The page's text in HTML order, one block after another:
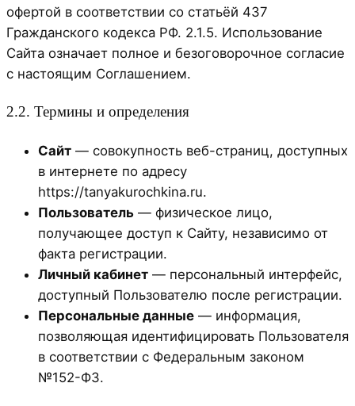
офертой в соответствии со статьёй 437
Гражданского кодекса РФ. 2.1.5. Использование
Сайта означает полное и безоговорочное согласие
с настоящим Соглашением.
2.2. Термины и определения
Сайт — совокупность веб-страниц, доступных
в интернете по адресу
https://tanyakurochkina.ru.
Пользователь — физическое лицо,
получающее доступ к Сайту, независимо от
факта регистрации.
Личный кабинет — персональный интерфейс,
доступный Пользователю после регистрации.
Персональные данные — информация,
позволяющая идентифицировать Пользователя
в соответствии с Федеральным законом
№152-ФЗ.